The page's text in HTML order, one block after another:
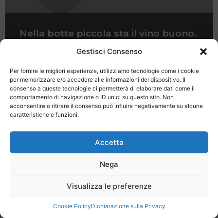
Gestisci Consenso
Per fornire le migliori esperienze, utilizziamo tecnologie come i cookie
per memorizzare e/o accedere alle informazioni del dispositivo. Il
consenso a queste tecnologie ci permetterà di elaborare dati come il
comportamento di navigazione o ID unici su questo sito. Non
acconsentire o ritirare il consenso può influire negativamente su alcune
caratteristiche e funzioni.
Accetta
Nega
Visualizza le preferenze
Cookie PolicyDichiarazione sulla Privacy
Nella botte piccola sta il vino buono.
Last Minute
Registrati Contatti
SPECIALE LAST MINUTE - SH WEB